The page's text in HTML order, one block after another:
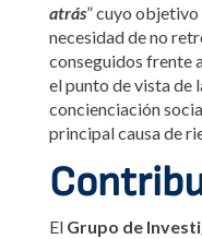
atrás” cuyo objetivo
necesidad de no
conseguidos frente
el punto de vista de
concienciación
principal causa de
El Grupo de